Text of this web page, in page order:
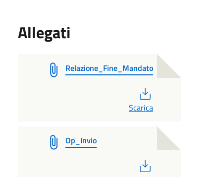
Allegati
Relazione_Fine_Mandato
Scarica
Op_Invio